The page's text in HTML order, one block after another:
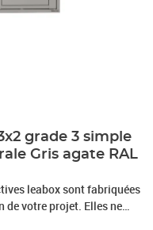
grade 3 simple
Gris agate RAL
leabox sont fabriquées
de votre projet. Elles ne
aux